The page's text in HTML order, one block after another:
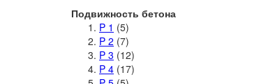
Подвижность бетона
P 1 (5)
P 2 (7)
P 3 (12)
P 4 (17)